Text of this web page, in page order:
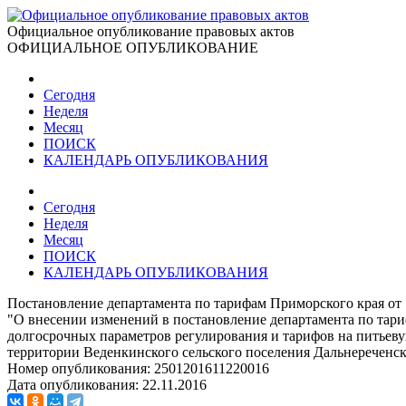
Официальное опубликование правовых актов
ОФИЦИАЛЬНОЕ ОПУБЛИКОВАНИЕ
Сегодня
Неделя
Месяц
ПОИСК
КАЛЕНДАРЬ ОПУБЛИКОВАНИЯ
Сегодня
Неделя
Месяц
ПОИСК
КАЛЕНДАРЬ ОПУБЛИКОВАНИЯ
Постановление департамента по тарифам Приморского края
"О внесении изменений в постановление департамента по
долгосрочных параметров регулирования и тарифов на
территории Веденкинского сельского поселения
Номер опубликования: 2501201611220016
Дата опубликования: 22.11.2016